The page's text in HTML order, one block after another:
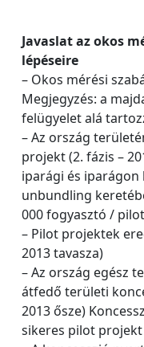
Javaslat az okos
lépéseire
– Okos mérési
Megjegyzés: a
felügyelet alá
– Az ország
projekt (2. fázis –
iparági és iparágon
unbundling
000 fogyasztó / pilot
– Pilot projektek
2013 tavasza)
– Az ország egész
átfedő területi
2013 ősze)
sikeres pilot projekt